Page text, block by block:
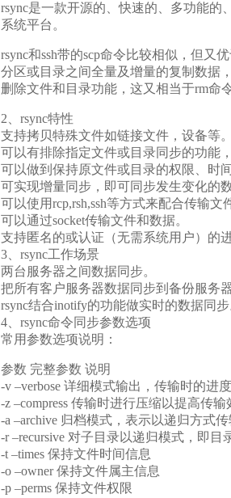
rsync是一款开源的、快速的、多功能的
系统平台。
rsync和ssh带的scp命令比较相似，但又
分区或目录之间全量及增量的复制数据
删除文件和目录功能，这又相当于rm命令
2、rsync特性
支持拷贝特殊文件如链接文件，设备等。
可以有排除指定文件或目录同步的功能
可以做到保持原文件或目录的权限、时
可实现增量同步，即可同步发生变化的
可以使用rcp,rsh,ssh等方式来配合传输文
可以通过socket传输文件和数据。
支持匿名的或认证（无需系统用户）的
3、rsync工作场景
两台服务器之间数据同步。
把所有客户服务器数据同步到备份服务
rsync结合inotify的功能做实时的数据同步
4、rsync命令同步参数选项
常用参数选项说明：
参数 完整参数 说明
-v –verbose 详细模式输出，传输时的进
-z –compress 传输时进行压缩以提高传
-a –archive 归档模式，表示以递归方式
-r –recursive 对子目录以递归模式，即
-t –times 保持文件时间信息
-o –owner 保持文件属主信息
-p –perms 保持文件权限